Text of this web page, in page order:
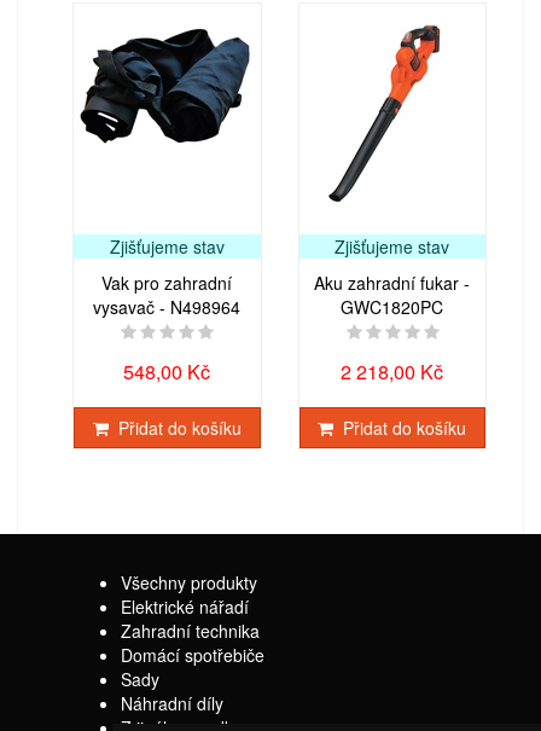
Zjišťujeme stav
Vak pro zahradní
vysavač - N498964
548,00 Kč
Přidat do košíku
Zjišťujeme stav
Aku zahradní fukar -
GWC1820PC
2 218,00 Kč
Přidat do košíku
Všechny produkty
Elektrické nářadí
Zahradní technika
Domácí spotřebiče
Sady
Náhradní díly